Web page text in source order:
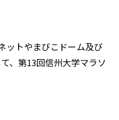
ットやまびこドーム及び
、第13回信州大学マラソ